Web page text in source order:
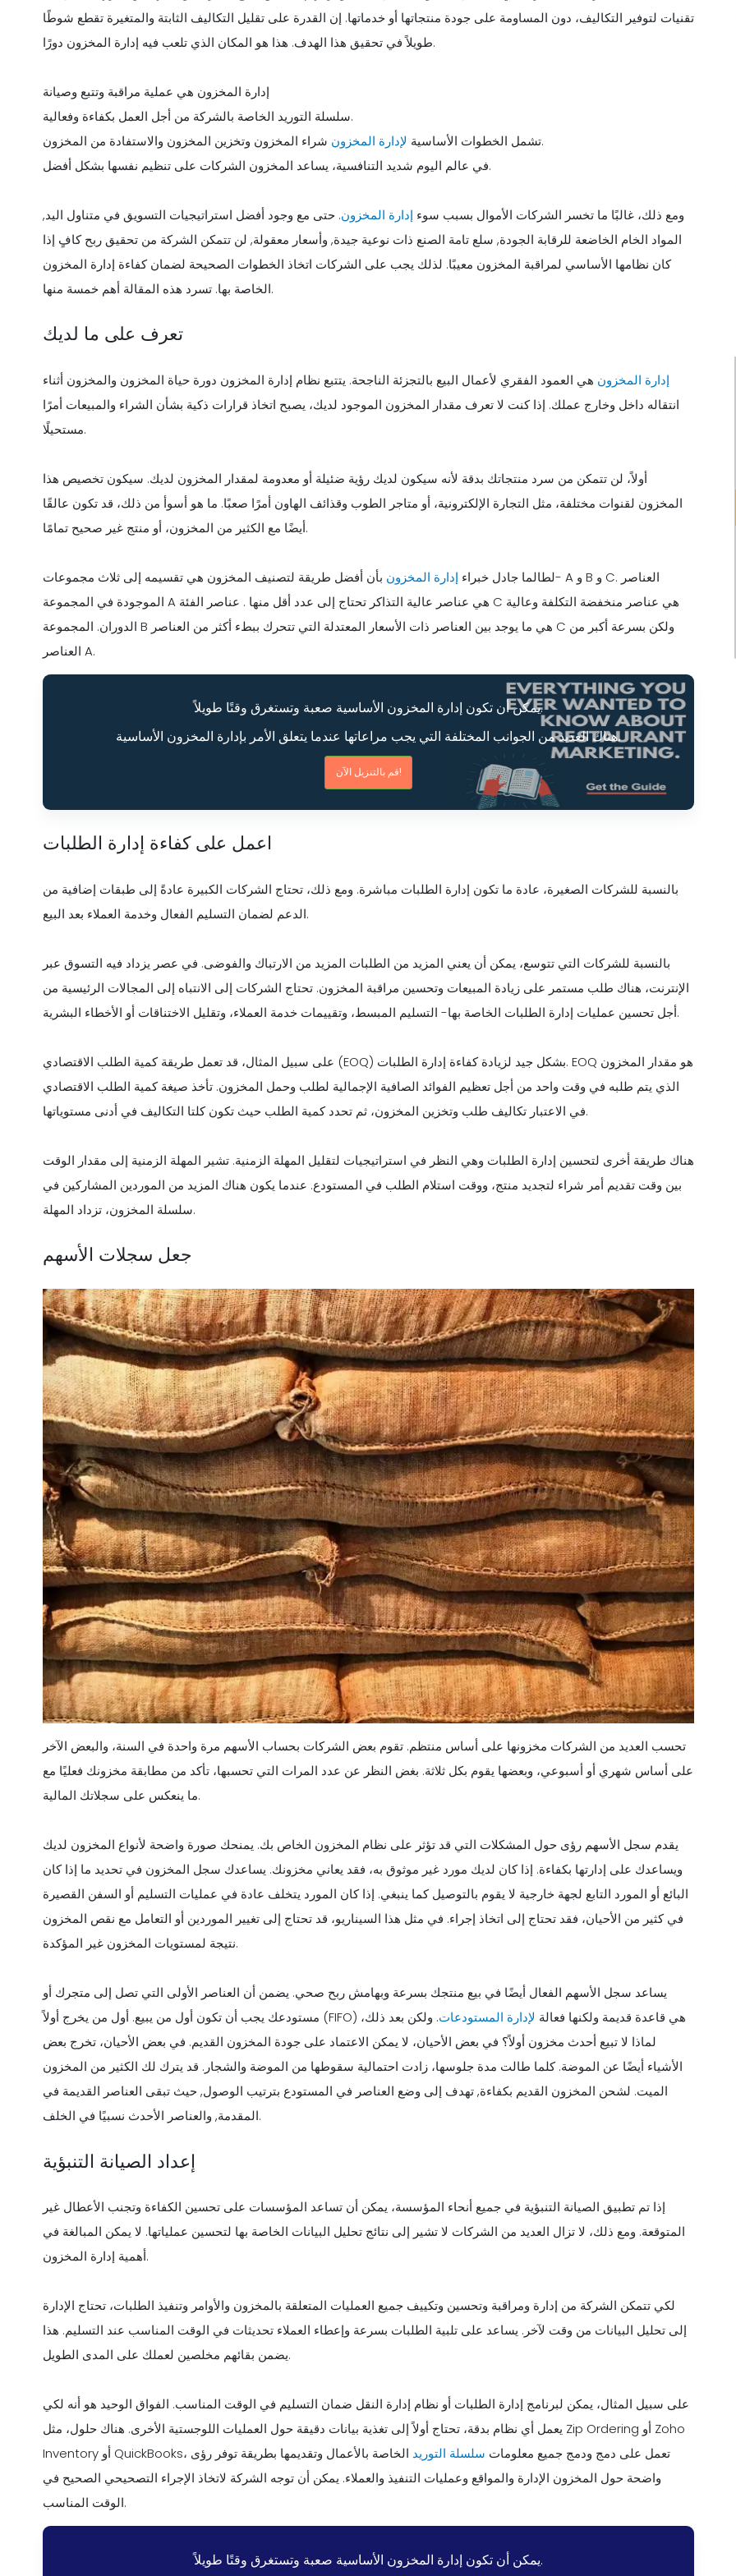
تقنيات لتوفير التكاليف، دون المساومة على جودة منتجاتها أو خدماتها. إن القدرة على تقليل التكاليف الثابتة والمتغيرة تقطع شوطًا
طويلاً في تحقيق هذا الهدف. هذا هو المكان الذي تلعب فيه إدارة المخزون دورًا.
إدارة المخزون هي عملية مراقبة وتتبع وصيانة
سلسلة التوريد الخاصة بالشركة من أجل العمل بكفاءة وفعالية.
تشمل الخطوات الأساسية لإدارة المخزون
شراء المخزون وتخزين المخزون والاستفادة من المخزون.
في عالم اليوم شديد التنافسية، يساعد المخزون الشركات على تنظيم نفسها بشكل أفضل.
ومع ذلك، غالبًا ما تخسر الشركات الأموال بسبب سوء إدارة المخزون. حتى مع وجود أفضل استراتيجيات التسويق في متناول اليد,
المواد الخام الخاضعة للرقابة الجودة, سلع تامة الصنع ذات نوعية جيدة, وأسعار معقولة, لن تتمكن الشركة من تحقيق ربح كافٍ إذا
كان نظامها الأساسي لمراقبة المخزون معيبًا. لذلك يجب على الشركات اتخاذ الخطوات الصحيحة لضمان كفاءة إدارة المخزون
الخاصة بها. تسرد هذه المقالة أهم خمسة منها.
تعرف على ما لديك
إدارة المخزون هي العمود الفقري لأعمال البيع بالتجزئة الناجحة. يتتبع نظام إدارة المخزون دورة حياة المخزون والمخزون أثناء
انتقاله داخل وخارج عملك. إذا كنت لا تعرف مقدار المخزون الموجود لديك، يصبح اتخاذ قرارات ذكية بشأن الشراء والمبيعات أمرًا
مستحيلًا.
أولاً، لن تتمكن من سرد منتجاتك بدقة لأنه سيكون لديك رؤية ضئيلة أو معدومة لمقدار المخزون لديك. سيكون تخصيص هذا
المخزون لقنوات مختلفة، مثل التجارة الإلكترونية، أو متاجر الطوب وقذائف الهاون أمرًا صعبًا. ما هو أسوأ من ذلك، قد تكون عالقًا
أيضًا مع الكثير من المخزون، أو منتج غير صحيح تمامًا.
لطالما جادل خبراء إدارة المخزون بأن أفضل طريقة لتصنيف المخزون هي تقسيمه إلى ثلاث مجموعات- A و B و C. العناصر
الموجودة في المجموعة A هي عناصر عالية التذاكر تحتاج إلى عدد أقل منها . عناصر الفئة C هي عناصر منخفضة التكلفة وعالية
الدوران. المجموعة B هي ما يوجد بين العناصر ذات الأسعار المعتدلة التي تتحرك ببطء أكثر من العناصر C ولكن بسرعة أكبر من
العناصر A.
يمكن أن تكون إدارة المخزون الأساسية صعبة وتستغرق وقتًا طويلاً.
هناك العديد من الجوانب المختلفة التي يجب مراعاتها عندما يتعلق الأمر بإدارة المخزون الأساسية.
قم بالتنزيل الآن!
اعمل على كفاءة إدارة الطلبات
بالنسبة للشركات الصغيرة، عادة ما تكون إدارة الطلبات مباشرة. ومع ذلك، تحتاج الشركات الكبيرة عادةً إلى طبقات إضافية من
الدعم لضمان التسليم الفعال وخدمة العملاء بعد البيع.
بالنسبة للشركات التي تتوسع، يمكن أن يعني المزيد من الطلبات المزيد من الارتباك والفوضى. في عصر يزداد فيه التسوق عبر
الإنترنت، هناك طلب مستمر على زيادة المبيعات وتحسين مراقبة المخزون. تحتاج الشركات إلى الانتباه إلى المجالات الرئيسية من
أجل تحسين عمليات إدارة الطلبات الخاصة بها- التسليم المبسط، وتقييمات خدمة العملاء، وتقليل الاختناقات أو الأخطاء البشرية.
على سبيل المثال، قد تعمل طريقة كمية الطلب الاقتصادي (EOQ) بشكل جيد لزيادة كفاءة إدارة الطلبات. EOQ هو مقدار المخزون
الذي يتم طلبه في وقت واحد من أجل تعظيم الفوائد الصافية الإجمالية لطلب وحمل المخزون. تأخذ صيغة كمية الطلب الاقتصادي
في الاعتبار تكاليف طلب وتخزين المخزون، ثم تحدد كمية الطلب حيث تكون كلتا التكاليف في أدنى مستوياتها.
هناك طريقة أخرى لتحسين إدارة الطلبات وهي النظر في استراتيجيات لتقليل المهلة الزمنية. تشير المهلة الزمنية إلى مقدار الوقت
بين وقت تقديم أمر شراء لتجديد منتج، ووقت استلام الطلب في المستودع. عندما يكون هناك المزيد من الموردين المشاركين في
سلسلة المخزون، تزداد المهلة.
جعل سجلات الأسهم
تحسب العديد من الشركات مخزونها على أساس منتظم. تقوم بعض الشركات بحساب الأسهم مرة واحدة في السنة، والبعض الآخر
على أساس شهري أو أسبوعي، وبعضها يقوم بكل ثلاثة. بغض النظر عن عدد المرات التي تحسبها، تأكد من مطابقة مخزونك فعليًا مع
ما ينعكس على سجلاتك المالية.
يقدم سجل الأسهم رؤى حول المشكلات التي قد تؤثر على نظام المخزون الخاص بك. يمنحك صورة واضحة لأنواع المخزون لديك
ويساعدك على إدارتها بكفاءة. إذا كان لديك مورد غير موثوق به، فقد يعاني مخزونك. يساعدك سجل المخزون في تحديد ما إذا كان
البائع أو المورد التابع لجهة خارجية لا يقوم بالتوصيل كما ينبغي. إذا كان المورد يتخلف عادة في عمليات التسليم أو السفن القصيرة
في كثير من الأحيان، فقد تحتاج إلى اتخاذ إجراء. في مثل هذا السيناريو، قد تحتاج إلى تغيير الموردين أو التعامل مع نقص المخزون
نتيجة لمستويات المخزون غير المؤكدة.
يساعد سجل الأسهم الفعال أيضًا في بيع منتجك بسرعة وبهامش ربح صحي. يضمن أن العناصر الأولى التي تصل إلى متجرك أو
مستودعك يجب أن تكون أول من يبيع. أول من يخرج أولاً (FIFO) هي قاعدة قديمة ولكنها فعالة لإدارة المستودعات. ولكن بعد ذلك،
لماذا لا تبيع أحدث مخزون أولاً؟ في بعض الأحيان، لا يمكن الاعتماد على جودة المخزون القديم. في بعض الأحيان، تخرج بعض
الأشياء أيضًا عن الموضة. كلما طالت مدة جلوسها، زادت احتمالية سقوطها من الموضة والشجار. قد يترك لك الكثير من المخزون
الميت. لشحن المخزون القديم بكفاءة, تهدف إلى وضع العناصر في المستودع بترتيب الوصول, حيث تبقى العناصر القديمة في
المقدمة, والعناصر الأحدث نسبيًا في الخلف.
إعداد الصيانة التنبؤية
إذا تم تطبيق الصيانة التنبؤية في جميع أنحاء المؤسسة، يمكن أن تساعد المؤسسات على تحسين الكفاءة وتجنب الأعطال غير
المتوقعة. ومع ذلك، لا تزال العديد من الشركات لا تشير إلى نتائج تحليل البيانات الخاصة بها لتحسين عملياتها. لا يمكن المبالغة في
أهمية إدارة المخزون.
لكي تتمكن الشركة من إدارة ومراقبة وتحسين وتكييف جميع العمليات المتعلقة بالمخزون والأوامر وتنفيذ الطلبات، تحتاج الإدارة
إلى تحليل البيانات من وقت لآخر. يساعد على تلبية الطلبات بسرعة وإعطاء العملاء تحديثات في الوقت المناسب عند التسليم. هذا
يضمن بقائهم مخلصين لعملك على المدى الطويل.
على سبيل المثال، يمكن لبرنامج إدارة الطلبات أو نظام إدارة النقل ضمان التسليم في الوقت المناسب. الفواق الوحيد هو أنه لكي
يعمل أي نظام بدقة، تحتاج أولاً إلى تغذية بيانات دقيقة حول العمليات اللوجستية الأخرى. هناك حلول، مثل Zip Ordering أو Zoho
Inventory أو QuickBooks، تعمل على دمج ودمج جميع معلومات سلسلة التوريد الخاصة بالأعمال وتقديمها بطريقة توفر رؤى
واضحة حول المخزون الإدارة والمواقع وعمليات التنفيذ والعملاء. يمكن أن توجه الشركة لاتخاذ الإجراء التصحيحي الصحيح في
الوقت المناسب.
يمكن أن تكون إدارة المخزون الأساسية صعبة وتستغرق وقتًا طويلاً.